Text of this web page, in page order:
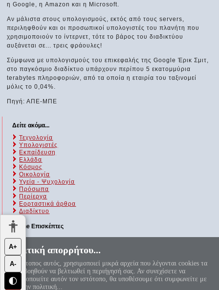
η Google, η Amazon και η Microsoft.
Αν μάλιστα στους υπολογισμούς, εκτός από τους servers,
περιληφθούν και οι προσωπικοί υπολογιστές του πλανήτη που
χρησιμοποιούν το ίντερνετ, τότε το βάρος του διαδικτύου
αυξάνεται σε... τρεις φράουλες!
Σύμφωνα με υπολογισμούς του επικεφαλής της Google Έρικ Σμιτ,
στο παγκόσμιο διαδίκτυο υπάρχουν περίπου 5 εκατομμύρια
terabytes πληροφοριών, από τα οποία η εταιρία του ταξινομεί
μόλις το 0,04%.
Πηγή: ΑΠΕ-ΜΠΕ
Δείτε ακόμα...
Τεχνολογία
Υπολογιστές
Εκπαίδευση
Ελλάδα
Κόσμος
Οικολογία
Υγεία - Ψυχολογία
Πρόσωπα
Περίεργα
Εορταστικά άρθρα
Διαδίκτυο
Online Επισκέπτες
Αυτήν τη στιγμή επισκέπτονται τον ιστότοπό μας 583 guests και
κανένα μέλος
«Αεί ο Θεός ο Μέγας γεωμετρεί, το κύκλου μήκος ίνα
ορίση διαμέτρω, παρήγαγεν αριθμόν απέραντον, καί όν,
φεύ, ουδέποτε όλον θνητοί θα εύρωσι.»
π=3.1415926535897932384626...
Πολιτική απορρήτου...
Ο ιστότοπος αυτός, χρησιμοποιεί μικρά αρχεία που λέγονται cookies τα
οποία βοηθούν να βελτιωθεί η περιήγησή σας. Αν συνεχίσετε να
χρησιμοποιείτε αυτόν τον ιστότοπο, θα υποθέσουμε ότι συμφωνείτε με
αυτή την πολιτική...
Α+
Α-
🌓